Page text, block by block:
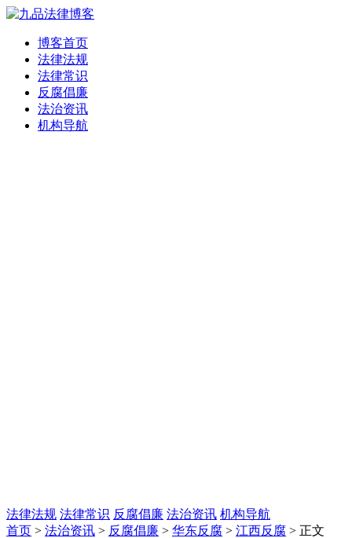
博客首页
法律法规
法律常识
反腐倡廉
法治资讯
机构导航
法律法规 法律常识 反腐倡廉 法治资讯 机构导航
首页 > 法治资讯 > 反腐倡廉 > 华东反腐 > 江西反腐 > 正文